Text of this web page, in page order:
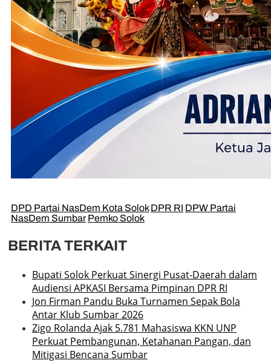
DPD Partai NasDem Kota Solok DPR RI DPW Partai
NasDem Sumbar Pemko Solok
BERITA TERKAIT
Bupati Solok Perkuat Sinergi Pusat-Daerah dalam
Audiensi APKASI Bersama Pimpinan DPR RI
Jon Firman Pandu Buka Turnamen Sepak Bola
Antar Klub Sumbar 2026
Zigo Rolanda Ajak 5.781 Mahasiswa KKN UNP
Perkuat Pembangunan, Ketahanan Pangan, dan
Mitigasi Bencana Sumbar